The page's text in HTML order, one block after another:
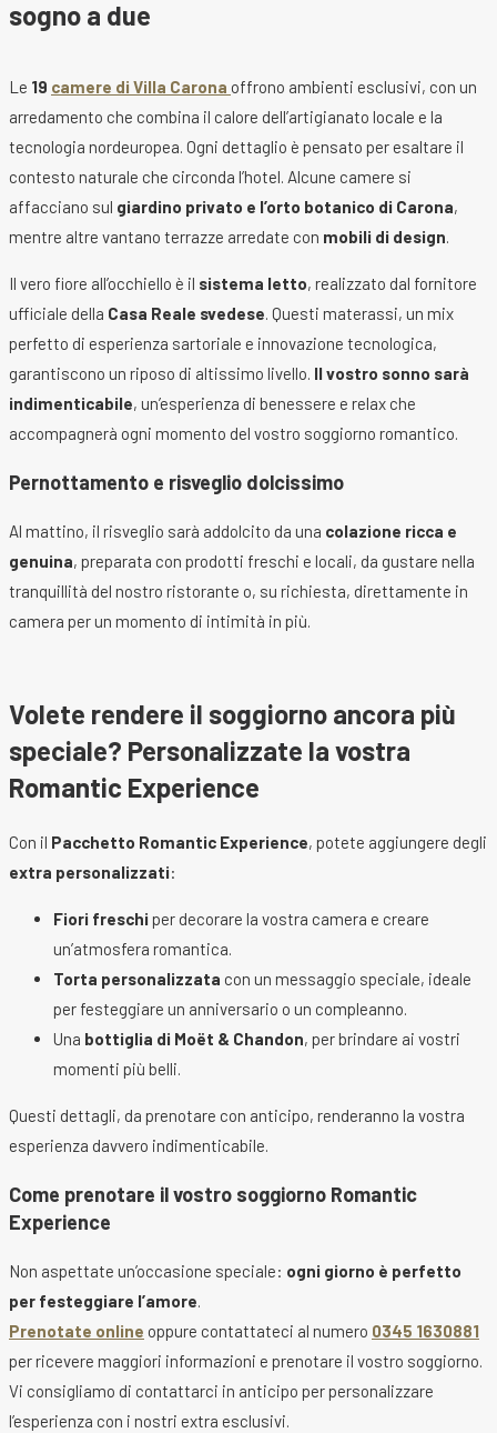
sogno a due
Le 19 camere di Villa Carona offrono ambienti esclusivi, con un
arredamento che combina il calore dell’artigianato locale e la
tecnologia nordeuropea. Ogni dettaglio è pensato per esaltare il
contesto naturale che circonda l’hotel. Alcune camere si
affacciano sul giardino privato e l’orto botanico di Carona,
mentre altre vantano terrazze arredate con mobili di design.
Il vero fiore all’occhiello è il sistema letto, realizzato dal fornitore
ufficiale della Casa Reale svedese. Questi materassi, un mix
perfetto di esperienza sartoriale e innovazione tecnologica,
garantiscono un riposo di altissimo livello. Il vostro sonno sarà
indimenticabile, un’esperienza di benessere e relax che
accompagnerà ogni momento del vostro soggiorno romantico.
Pernottamento e risveglio dolcissimo
Al mattino, il risveglio sarà addolcito da una colazione ricca e
genuina, preparata con prodotti freschi e locali, da gustare nella
tranquillità del nostro ristorante o, su richiesta, direttamente in
camera per un momento di intimità in più.
Volete rendere il soggiorno ancora più
speciale? Personalizzate la vostra
Romantic Experience
Con il Pacchetto Romantic Experience, potete aggiungere degli
extra personalizzati:
Fiori freschiper decorare la vostra camera e creare
un’atmosfera romantica.
Torta personalizzata con un messaggio speciale, ideale
per festeggiare un anniversario o un compleanno.
Una bottiglia di Moët & Chandon, per brindare ai vostri
momenti più belli.
Questi dettagli, da prenotare con anticipo, renderanno la vostra
esperienza davvero indimenticabile.
Come prenotare il vostro soggiorno Romantic
Experience
Non aspettate un’occasione speciale: ogni giorno è perfetto
per festeggiare l’amore.
Prenotate online oppure contattateci al numero 0345 1630881
per ricevere maggiori informazioni e prenotare il vostro soggiorno.
Vi consigliamo di contattarci in anticipo per personalizzare
l’esperienza con i nostri extra esclusivi.